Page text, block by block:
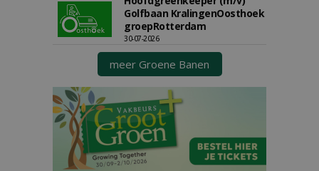
Golfbaan KralingenOosthoek
groepRotterdam
30-07-2026
meer Groene Banen